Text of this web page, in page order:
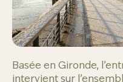
Basée en Gironde,
intervient sur